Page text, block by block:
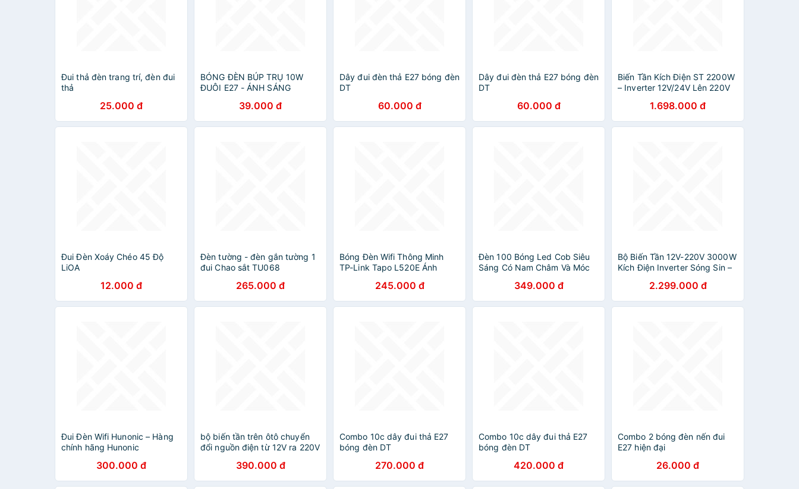
Đui thả đèn trang trí, đèn đui
thả
25.000 đ
BÓNG ĐÈN BÚP TRỤ 10W
ĐUÔI E27 - ÁNH SÁNG
39.000 đ
Dây đui đèn thả E27 bóng đèn
DT
60.000 đ
Dây đui đèn thả E27 bóng đèn
DT
60.000 đ
Biến Tần Kích Điện ST 2200W
– Inverter 12V/24V Lên 220V
TRANG TRÍ1.698.000 đ
Đui Đèn Xoáy Chéo 45 Độ
LiOA
12.000 đ
Đèn tường - đèn gắn tường 1
đui Chao sắt TU068
265.000 đ
Bóng Đèn Wifi Thông Minh
TP-Link Tapo L520E Ánh
Sáng - Hàng Chính Hãng
245.000 đ
Đèn 100 Bóng Led Cob Siêu
Sáng Có Nam Châm Và Móc
349.000 đ
Bộ Biến Tần 12V-220V 3000W
Kích Điện Inverter Sóng Sin –
Bền, đèn trang trí
2.299.000 đ
Đui Đèn Wifi Hunonic – Hàng
chính hãng Hunonic
300.000 đ
bộ biến tần trên ôtô chuyển
đổi nguồn điện từ 12V ra 220V
390.000 đ
Combo 10c dây đui thả E27
bóng đèn DT
270.000 đ
Combo 10c dây đui thả E27
bóng đèn DT
420.000 đ
Combo 2 bóng đèn nến đui
E27 hiện đại
26.000 đ